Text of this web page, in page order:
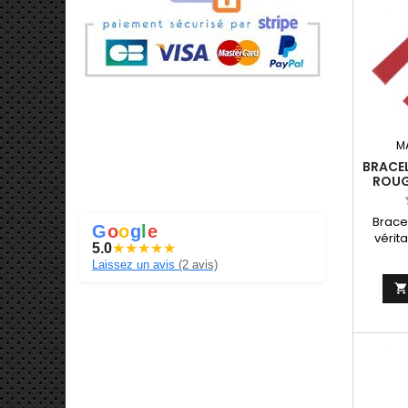
Google
5.0★★★★★
Laissez un avis (2 avis)
